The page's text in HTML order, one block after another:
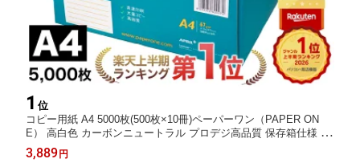
1 位
コピー用紙 A4 5000枚(500枚×10冊)ペーパーワン（PAPER ON
E） 高白色 カーボンニュートラル プロデジ高品質 保存箱仕様 P
EFC認証 用紙 OA用紙 印刷用紙 無地《商品到着後、レビュー書
いて次回使えるクーポンプレゼント》『送料無料（一部地域除
3,889円